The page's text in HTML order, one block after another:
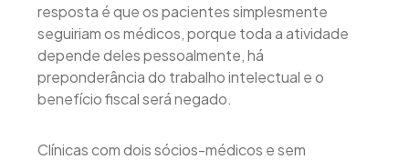
resposta é que os pacientes simplesmente
seguiriam os médicos, porque toda a atividade
depende deles pessoalmente, há
preponderância do trabalho intelectual e o
benefício fiscal será negado.
Clínicas com dois sócios-médicos e sem